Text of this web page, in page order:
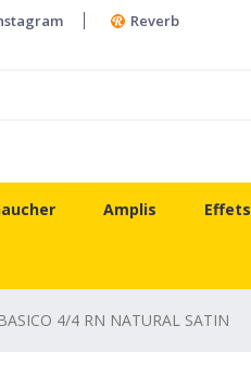
Reverb
Amplis Effets
4/4 RN NATURAL SATIN